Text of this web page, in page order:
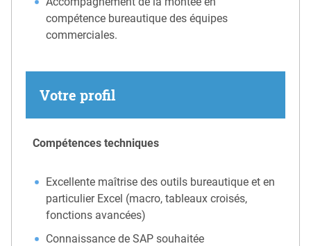
compétence bureautique des équipes
commerciales.
Votre profil
Compétences techniques
Excellente maîtrise des outils bureautique et en
particulier Excel (macro, tableaux croisés,
fonctions avancées)
Connaissance de SAP souhaitée